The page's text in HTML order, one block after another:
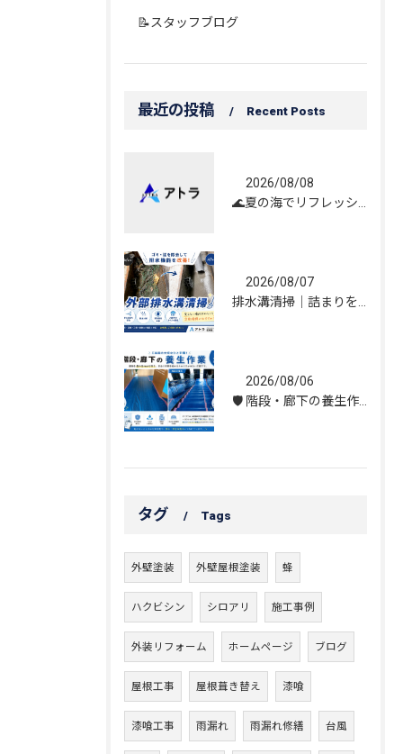
📝スタッフブログ
最近の投稿 Recent Posts
2026/08/08
2026/08/07
2026/08/06
タグ Tags
外壁塗装 外壁屋根塗装 蜂
ハクビシン シロアリ 施工事例
外装リフォーム ホームページ ブログ
屋根工事 屋根葺き替え 漆喰
漆喰工事 雨漏れ 雨漏れ修繕 台風